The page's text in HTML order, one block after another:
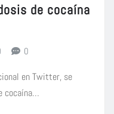
de cocaína
0
en Twitter, se
cocaína…